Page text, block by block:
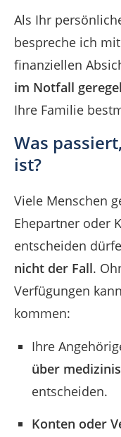
Als Ihr
bespreche ich
finanziellen
im Notfall
Ihre Familie
Was
ist?
Viele Menschen
Ehepartner oder
entscheiden
nicht der Fall.
Verfügungen
kommen:
Ihre
über
entscheiden.
Konten oder